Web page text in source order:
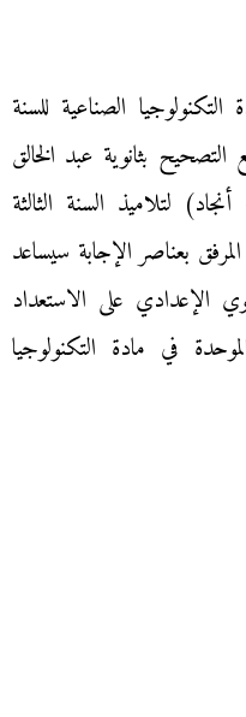
الصناعية للسنة
إعدادي دورة يناير 2014 مع التصحيح بثانوية عبد الخالق
لتلاميذ السنة الثالثة
بعناصر الإجابة سيساعد
الإعدادي على الاستعداد
في مادة التكنولوجيا